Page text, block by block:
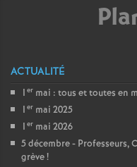
ACTUALITÉ
1 er mai : tous et toutes en
1 er mai 2025
1 er mai 2026
5 décembre - Professeurs,
grève!